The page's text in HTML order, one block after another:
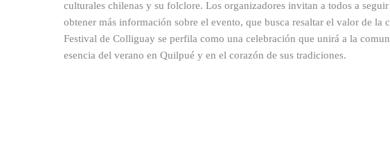
culturales chilenas y su folclore. Los organizadores invitan a todos a
obtener más información sobre el evento, que busca resaltar el valor de la
Festival de Colliguay se perfila como una celebración que unirá a la
esencia del verano en Quilpué y en el corazón de sus tradiciones.